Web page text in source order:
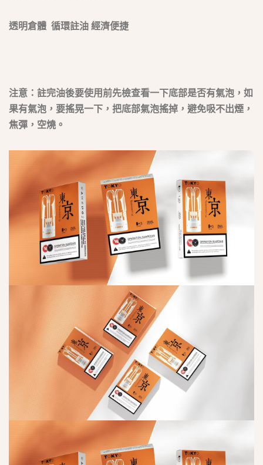
透明倉體 循環註油 經濟便捷
注意：註完油後要使用前先檢查看一下底部是否有氣泡，如
果有氣泡，要搖晃一下，把底部氣泡搖掉，避免吸不出煙，
焦彈，空燒。